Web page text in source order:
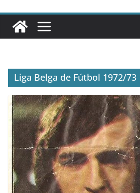
Liga Belga de Fútbol 1972/73